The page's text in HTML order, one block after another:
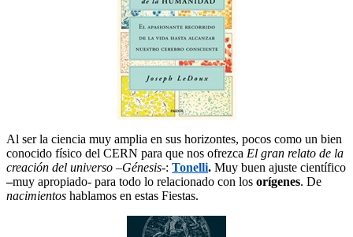
Al ser la ciencia muy amplia en sus horizontes, pocos como un bien
conocido físico del CERN para que nos ofrezca El gran relato de la
creación del universo –Génesis-: Tonelli. Muy buen ajuste científico
–muy apropiado- para todo lo relacionado con los orígenes. De
nacimientos hablamos en estas Fiestas.